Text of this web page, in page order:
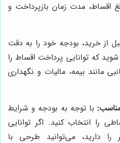
اقساط، مدت زمان بازپرداخت و
از خرید، بودجه خود را به دقت
که توانایی پرداخت اقساط را
مانند بیمه، مالیات و نگهداری
با توجه به بودجه و شرایط
را انتخاب کنید. اگر توانایی
را دارید، می‌توانید طرحی با